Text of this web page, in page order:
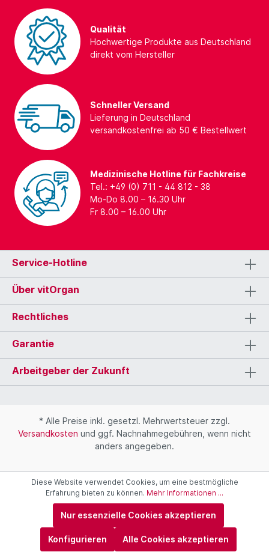
Qualität
Hochwertige Produkte aus Deutschland
direkt vom Hersteller
Schneller Versand
Lieferung in Deutschland
versandkostenfrei ab 50 € Bestellwert
Medizinische Hotline für Fachkreise
Tel.: +49 (0) 711 - 44 812 - 38
Mo-Do 8.00 – 16.30 Uhr
Fr 8.00 – 16.00 Uhr
Service-Hotline
Über vitOrgan
Rechtliches
Garantie
Arbeitgeber der Zukunft
* Alle Preise inkl. gesetzl. Mehrwertsteuer zzgl.
Versandkosten und ggf. Nachnahmegebühren, wenn nicht
anders angegeben.
Diese Website verwendet Cookies, um eine bestmögliche
Erfahrung bieten zu können. Mehr Informationen ...
Nur essenzielle Cookies akzeptieren
Konfigurieren Alle Cookies akzeptieren